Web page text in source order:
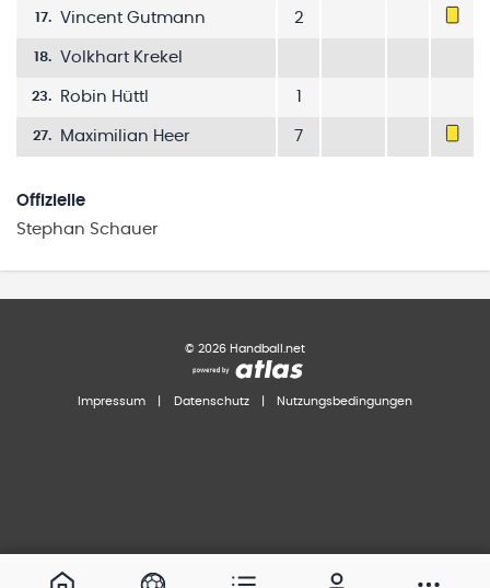
17. Vincent Gutmann 2
18. Volkhart Krekel
23. Robin Hüttl
27. Maximilian Heer 7
Offizielle
Stephan Schauer
© 2026 Handball.net
Impressum Datenschutz Nutzungsbedingungen